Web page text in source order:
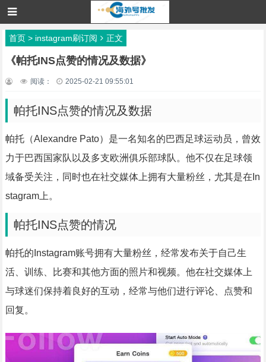
首页> instagram刷订阅 正文
《帕托INS点赞的情况及数据》
阅读： 2025-02-21 09:55:01
帕托INS点赞的情况及数据
帕托（Alexandre Pato）是一名知名的巴西足球运动员，曾效
力于巴西国家队以及多支欧洲俱乐部球队。他不仅在足球领
域备受关注，同时也在社交媒体上拥有大量粉丝，尤其是在In
stagram上。
帕托INS点赞的情况
帕托的Instagram账号拥有大量粉丝，经常发布关于自己生
活、训练、比赛和其他方面的照片和视频。他在社交媒体上
与球迷们保持着良好的互动，经常与他们进行评论、点赞和
回复。